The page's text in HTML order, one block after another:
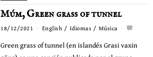
Múm, Green grass of tunnel
18/12/2021 English / Idiomas / Música
Green grass of tunnel (en islandés Grasi vaxin